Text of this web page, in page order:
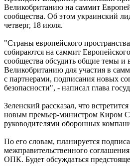
Великобританию на саммит
сообщества. Об этом украинский
четверг, 18 июля.
"Страны европейского
собираются на саммит
сообщества обсудить общие темы
Великобританию для участия в
с партнерами, подписания новых
безопасности", - написал глава
Зеленский рассказал, что
новым премьер-министром Киром
руководителями оборонных
По его словам, планируется
межправительственного
ОПК. Будет обсуждаться